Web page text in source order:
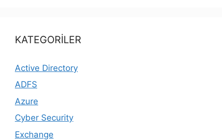
KATEGORİLER
Active Directory
ADFS
Azure
Cyber Security
Exchange